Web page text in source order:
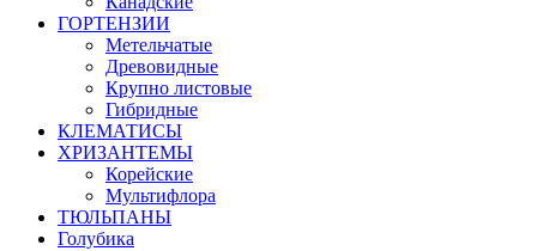
ГОРТЕНЗИИ
Метельчатые
Древовидные
Крупно листовые
Гибридные
КЛЕМАТИСЫ
ХРИЗАНТЕМЫ
Корейские
Мультифлора
ТЮЛЬПАНЫ
Голубика